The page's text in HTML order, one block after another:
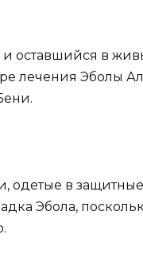
оставшийся в
лечения Эболы
одетые в
Эбола,